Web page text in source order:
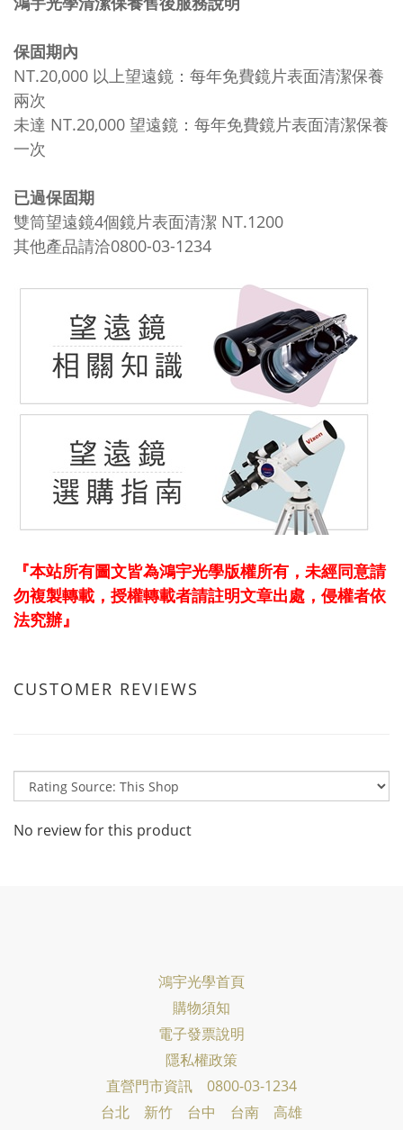
保固期內
NT.20,000 以上望遠鏡：每年免費鏡片表面清潔保養
兩次
未達 NT.20,000 望遠鏡：每年免費鏡片表面清潔保養
一次
已過保固期
雙筒望遠鏡4個鏡片表面清潔 NT.1200
其他產品請洽0800-03-1234
『本站所有圖文皆為鴻宇光學版權所有，未經同意請
勿複製轉載，授權轉載者請註明文章出處，侵權者依
法究辦』
CUSTOMER REVIEWS
No review for this product
鴻宇光學首頁
購物須知
電子發票說明
隱私權政策
直營門市資訊 0800-03-1234
台北 新竹 台中 台南 高雄